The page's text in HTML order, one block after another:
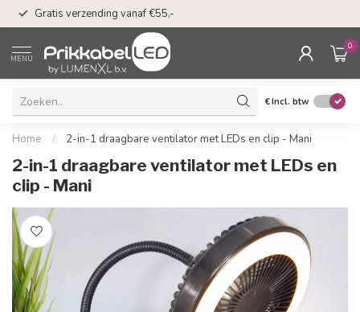
Gratis verzending vanaf €55,-
MENU
0
€Incl. btw
Home / 2-in-1 draagbare ventilator met LEDs en clip - Mani
2-in-1 draagbare ventilator met LEDs en
clip - Mani